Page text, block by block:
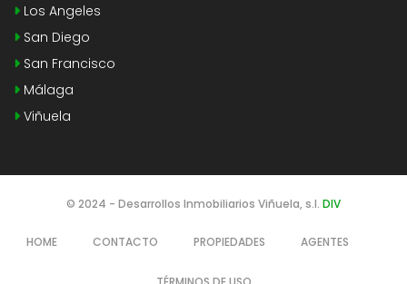
Los Angeles
San Diego
San Francisco
Málaga
Viñuela
© 2024 - Desarrollos Inmobiliarios Viñuela, s.l. DIV
HOME CONTACTO PROPIEDADES AGENTES